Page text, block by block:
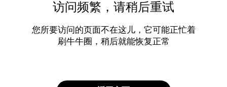
访问频繁，请稍后重试
您所要访问的页面不在这儿，它可能正忙着
刷牛牛圈，稍后就能恢复正常